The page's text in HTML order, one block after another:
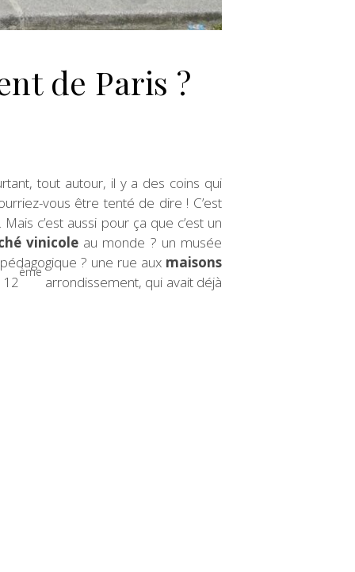
de Paris ?
tout autour, il y a des coins qui
vous être tenté de dire ! C’est
c’est aussi pour ça que c’est un
vinicoleau monde ? un musée
pédagogique ? une rue aux maisons
12
ème
arrondissement, qui avait déjà